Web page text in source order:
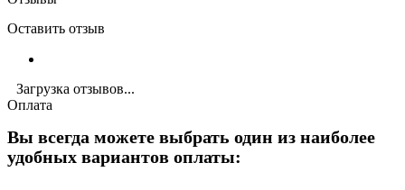
Оставить отзыв
Загрузка отзывов...
Оплата
Вы всегда можете выбрать один из наиболее
удобных вариантов оплаты: